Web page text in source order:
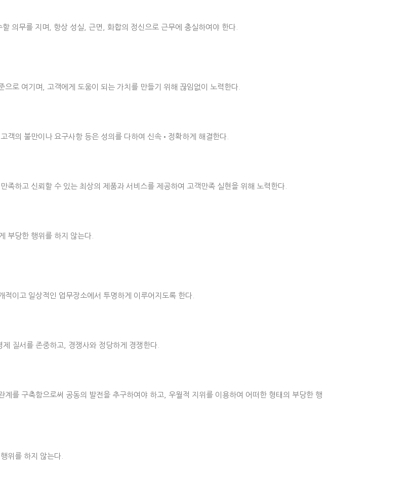
의무를 지며, 항상 성실, 근면, 화합의 정신으로 근무에 충실하여야 한다.
로 여기며, 고객에게 도움이 되는 가치를 만들기 위해 끊임없이 노력한다.
객의 불만이나 요구사항 등은 성의를 다하여 신속•정확하게 해결한다.
족하고 신뢰할 수 있는 최상의 제품과 서비스를 제공하여 고객만족 실현을 위해 노력한다.
부당한 행위를 하지 않는다.
이고 일상적인 업무장소에서 투명하게 이루어지도록 한다.
질서를 존중하고, 경쟁사와 정당하게 경쟁한다.
를 구축함으로써 공동의 발전을 추구하여야 하고, 우월적 지위를 이용하여 어떠한 형태의 부당한 행
위를 하지 않는다.